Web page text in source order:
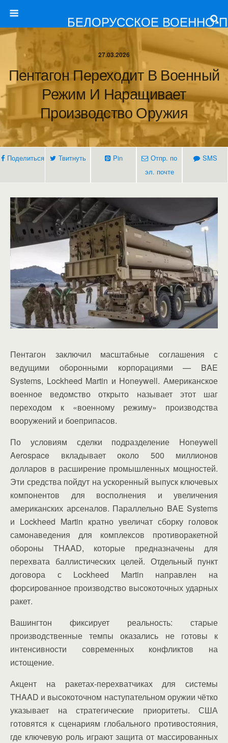
БЕЛОРУССКОЕ ВОЕННО-
27.03.2026
Пентагон Переходит В Военный
Режим И Наращивает
Производство Оружия
Поделиться Твитнуть Pin
Отпр. по
эл. почте
SMS
Пентагон заключил масштабные соглашения с
ведущими оборонными корпорациями — BAE
Systems, Lockheed Martin и Honeywell. Американское
военное ведомство открыто называет этот шаг
переходом к «военному режиму» производства
вооружений и боеприпасов.
По условиям сделки подразделение Honeywell
Aerospace вкладывает около 500 миллионов
долларов в расширение промышленных мощностей.
Эти средства пойдут на ускоренный выпуск ключевых
компонентов для восполнения и увеличения
американских арсеналов. Параллельно BAE Systems
и Lockheed Martin кратно увеличат сборку головок
самонаведения для комплексов противоракетной
обороны THAAD, которые предназначены для
перехвата баллистических целей. Отдельный пункт
договора с Lockheed Martin направлен на
форсированное производство высокоточных ударных
ракет.
Вашингтон фиксирует реальность: старые
производственные темпы оказались не готовы к
интенсивности современных конфликтов на
истощение.
Акцент на ракетах-перехватчиках для системы
THAAD и высокоточном наступательном оружии чётко
указывает на стратегические приоритеты. США
готовятся к сценариям глобального противостояния,
где ключевую роль играют защита от массированных